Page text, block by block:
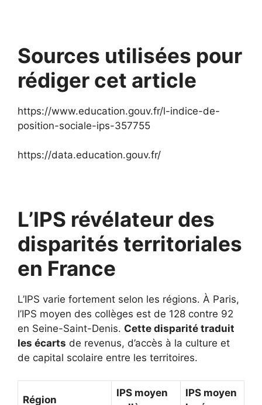
Sources utilisées pour
rédiger cet article
https://www.education.gouv.fr/l-indice-de-
position-sociale-ips-357755
https://data.education.gouv.fr/
L’IPS révélateur des
disparités territoriales
en France
L’IPS varie fortement selon les régions. À Paris,
l’IPS moyen des collèges est de 128 contre 92
en Seine-Saint-Denis. Cette disparité traduit
les écarts de revenus, d’accès à la culture et
de capital scolaire entre les territoires.
Région
IPS moyen
IPS moyen